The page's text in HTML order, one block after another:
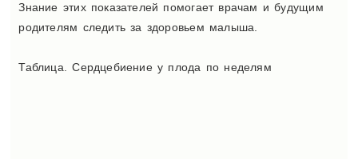
Знание этих показателей помогает врачам и будущим
родителям следить за здоровьем малыша.
Таблица. Сердцебиение у плода по неделям